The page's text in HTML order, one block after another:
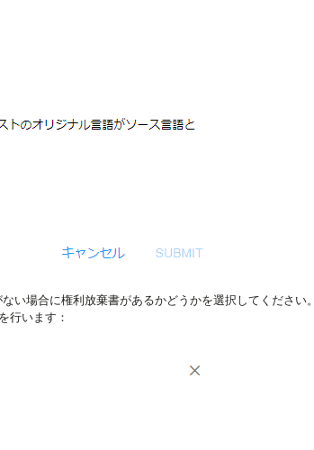
い場合に権利放棄書があるかどうかを選択してください。
行います：